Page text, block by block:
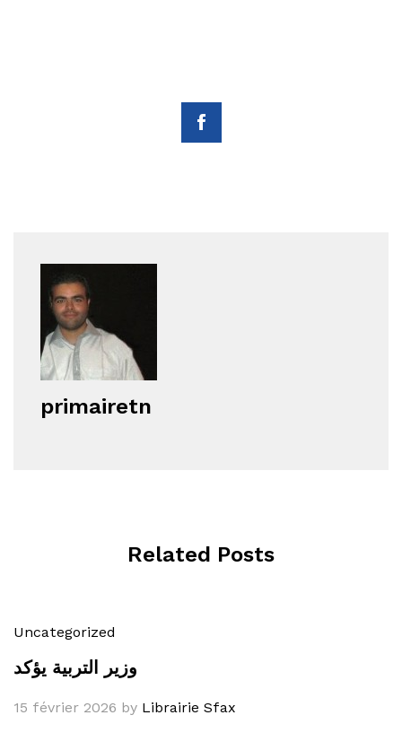
primairetn
Related Posts
Uncategorized
وزير التربية يؤكد
15 février 2026 by Librairie Sfax